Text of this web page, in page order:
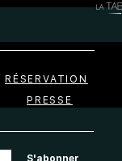
RÉSERVATION
PRESSE
S'abonner